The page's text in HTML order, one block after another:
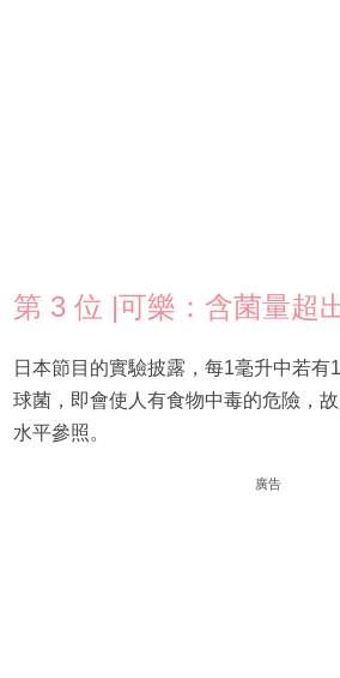
第 3 位 |可樂：含菌量超
日本節目的實驗披露，每1毫升中若有
球菌，即會使人有食物中毒的危險，
水平參照。
廣告